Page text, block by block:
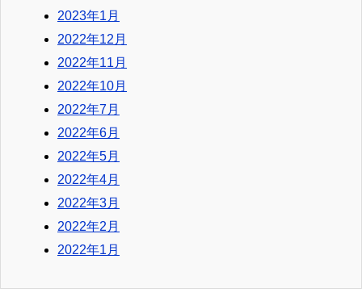
2023年1月
2022年12月
2022年11月
2022年10月
2022年7月
2022年6月
2022年5月
2022年4月
2022年3月
2022年2月
2022年1月